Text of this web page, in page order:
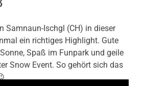
Samnaun-Ischgl (CH) in dieser
ein richtiges Highlight. Gute
Spaß im Funpark und geile
Snow Event. So gehört sich das